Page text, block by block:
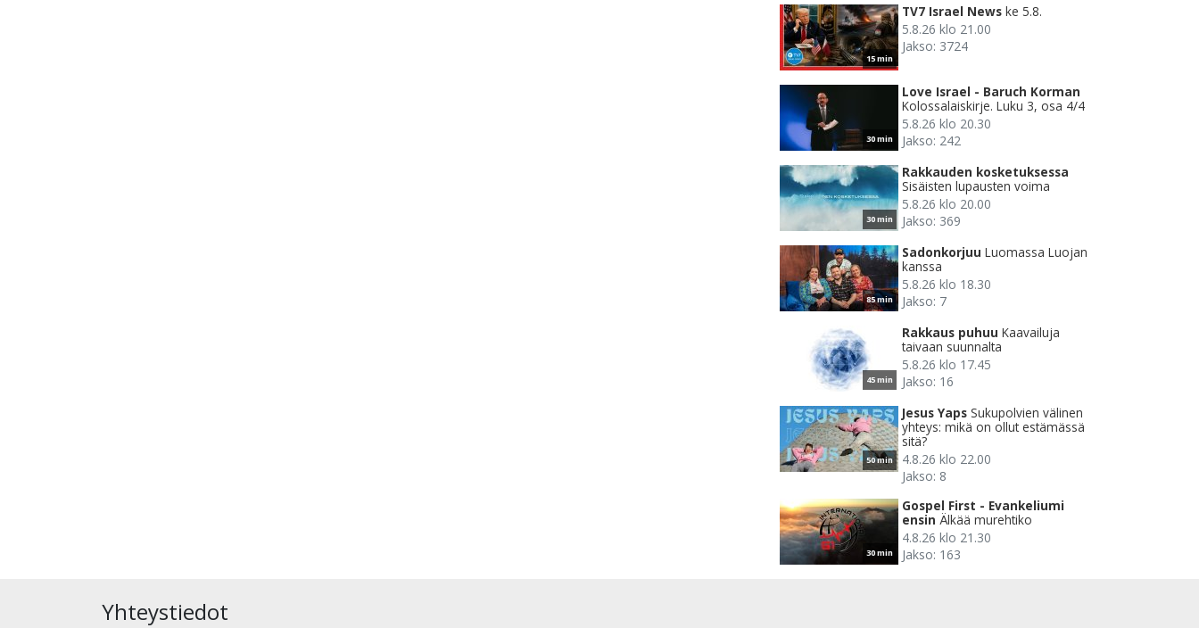
15 min
TV7 Israel News ke 5.8.
5.8.26 klo 21.00
Jakso: 3724
30 min
Love Israel - Baruch Korman
Kolossalaiskirje. Luku 3, osa 4/4
5.8.26 klo 20.30
Jakso: 242
30 min
Rakkauden kosketuksessa
Sisäisten lupausten voima
5.8.26 klo 20.00
Jakso: 369
85 min
Sadonkorjuu Luomassa Luojan
kanssa
5.8.26 klo 18.30
Jakso: 7
45 min
Rakkaus puhuu Kaavailuja
taivaan suunnalta
5.8.26 klo 17.45
Jakso: 16
50 min
Jesus Yaps Sukupolvien välinen
yhteys: mikä on ollut estämässä
sitä?
4.8.26 klo 22.00
Jakso: 8
30 min
Gospel First - Evankeliumi
ensin Älkää murehtiko
4.8.26 klo 21.30
Jakso: 163
Yhteystiedot